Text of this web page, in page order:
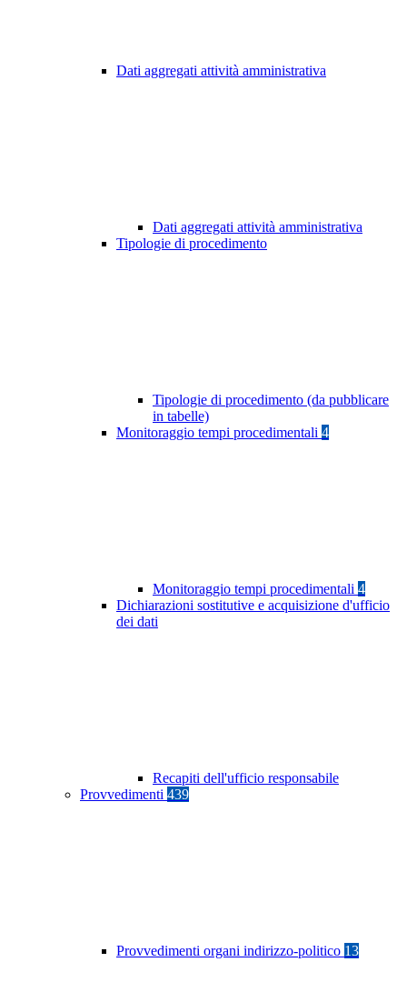
Dati aggregati attività amministrativa
Dati aggregati attività amministrativa
Tipologie di procedimento
Tipologie di procedimento (da pubblicare
in tabelle)
Monitoraggio tempi procedimentali 4
Monitoraggio tempi procedimentali 4
Dichiarazioni sostitutive e acquisizione d'ufficio
dei dati
Recapiti dell'ufficio responsabile
Provvedimenti 439
Provvedimenti organi indirizzo-politico 13